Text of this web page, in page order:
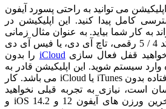
اپلیکیشن می توانید به راحتی پسورد آیفون
کامل پیدا کنید. این اپلیکیشن در
به کار شما بیاید. به عنوان مثال زمانی
که دنبال حذف کردن پسکد 4 / 5 رقمی، تاچ آی دی، یا فیس آی دی
قفل فعال سازی iCloud را بدون
سیستم شوید. این اپلیکیشن قادر به
تعمیر آیفون و آیپد از کار افتاده بدون iTunes یا iCloud می باشد. کار
است، نیازی به تجربه قبلی نخواهید
داشت. این اپلیکیشن با آخرین ورزن های آیفون 12 و iOS 14.2 و